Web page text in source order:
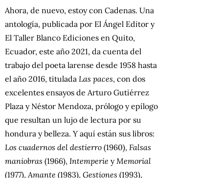
Ahora, de nuevo, estoy con Cadenas. Una
antología, publicada por El Ángel Editor y
El Taller Blanco Ediciones en Quito,
Ecuador, este año 2021, da cuenta del
trabajo del poeta larense desde 1958 hasta
el año 2016, titulada Las paces, con dos
excelentes ensayos de Arturo Gutiérrez
Plaza y Néstor Mendoza, prólogo y epílogo
que resultan un lujo de lectura por su
hondura y belleza. Y aquí están sus libros:
Los cuadernos del destierro (1960), Falsas
maniobras (1966), Intemperie y Memorial
(1977), Amante (1983), Gestiones (1993),